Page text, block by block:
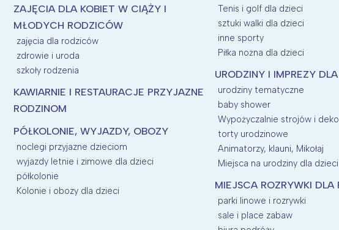
ZAJĘCIA DLA KOBIET W CIĄŻY I
MŁODYCH RODZICÓW
zajęcia dla rodziców
zdrowie i uroda
szkoły rodzenia
KAWIARNIE I RESTAURACJE PRZYJAZNE
RODZINOM
PÓŁKOLONIE, WYJAZDY, OBOZY
noclegi przyjazne dzieciom
wyjazdy letnie i zimowe dla dzieci
półkolonie
Kolonie i obozy dla dzieci
Tenis i golf dla dzieci
sztuki walki dla dzieci
inne sporty
Piłka nożna dla dzieci
URODZINY I IMPREZY
urodziny tematyczne
baby shower
Wypożyczalnie strojów i
torty urodzinowe
Animatorzy, klauni, Mikołaj
Miejsca na urodziny dla dzieci
MIEJSCA ROZRYWKI DLA
parki linowe i rozrywki
sale i place zabaw